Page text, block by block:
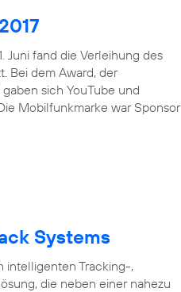
Juni fand die Verleihung des
Bei dem Award, der
sich YouTube und
Mobilfunkmarke war Sponsor
Systems
intelligenten Tracking-,
die neben einer nahezu